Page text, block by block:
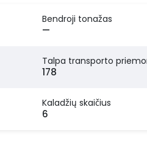
Bendroji tonažas
—
Talpa transporto
178
Kaladžių skaičius
6